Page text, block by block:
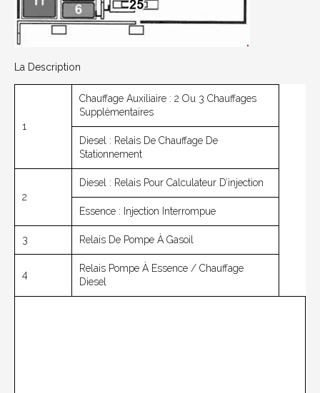
La Description
1
Chauffage Auxiliaire : 2 Ou 3 Chauffages
Supplémentaires
Diesel : Relais De Chauffage De
Stationnement
2
Diesel : Relais Pour Calculateur D’injection
Essence : Injection Interrompue
3 Relais De Pompe À Gasoil
4
Relais Pompe À Essence / Chauffage
Diesel